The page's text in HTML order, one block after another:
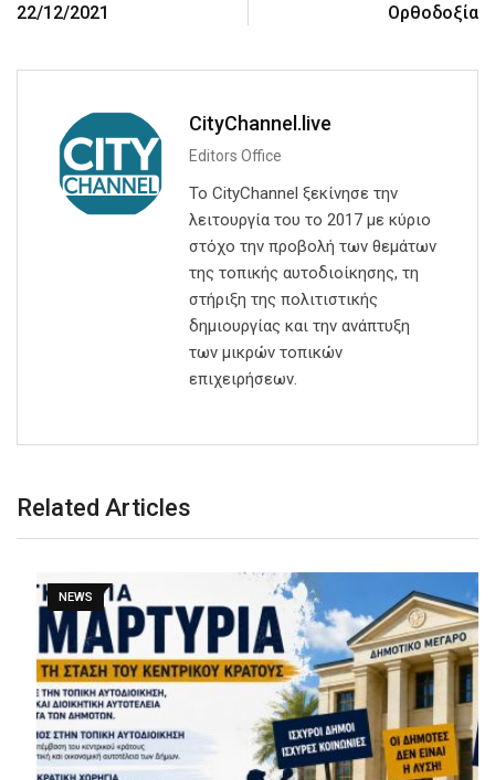
22/12/2021
Ορθοδοξία
CityChannel.live
Editors Office
Το CityChannel ξεκίνησε την
λειτουργία του το 2017 με κύριο
στόχο την προβολή των θεμάτων
της τοπικής αυτοδιοίκησης, τη
στήριξη της πολιτιστικής
δημιουργίας και την ανάπτυξη
των μικρών τοπικών
επιχειρήσεων.
Related Articles
NEWS